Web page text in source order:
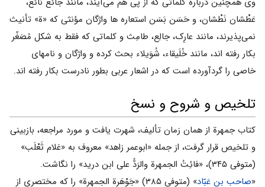
عَطْشان نَطْشان، و حَسَن بَسَن استعاره ها واژگان مؤنثی که «ة» تأنیث
نمی‌پذیرند، مانند عارِک، جالِع، طامِث و کلماتی که فقط به شکل مُصَغّر
بکار رفته اند، مانند خُلَیقاء، شُوَیلاء بحث کرده و واژگان و نامهای
خاصی را گردآورده است که در اشعار عربی‌ بطور نادرست بکار رفته اند.
تلخیص و شروح و نسخ
کتاب جمهرة از همان زمان تألیف، شهرت یافت و مورد مراجعه، بازبینی
و تلخیص قرار گرفت، از جمله «ابوعمر زاهد» معروف به «غلام ثَعْلَب»
(متوفی ۳۴۵)، «فائِتُ الجمهرة والرَدُّ علی ابن درید» را نگاشت.
«صاحب بن عَبّاد
» (متوفی ۳۸۵) «جَوْهَرة الجمهرة» را که مختصری از